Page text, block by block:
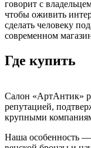
говорит с
чтобы оживить
сделать человеку
современном
Где купить
Салон «АртАнтик»
репутацией,
крупными
Наша особенность